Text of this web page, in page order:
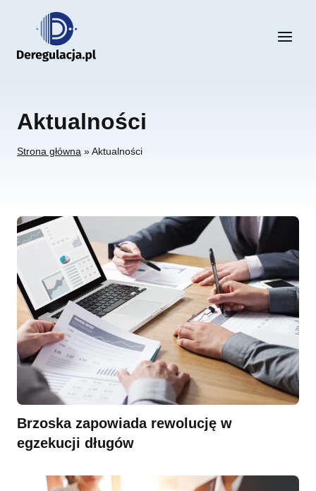
Aktualności
Strona główna »Aktualności
Brzoska zapowiada rewolucję w
egzekucji długów